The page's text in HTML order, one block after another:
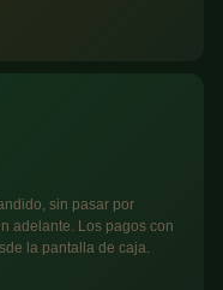
sin pasar por
adelante. Los pagos con
la pantalla de caja.